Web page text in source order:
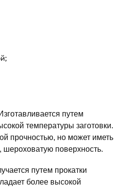
путем
температуры заготовки.
прочностью, но может иметь
поверхность.
путем прокатки
более высокой